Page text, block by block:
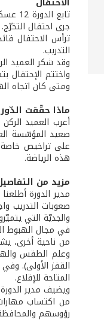
جرى احتفال التخرّج.
ترأس الاحتفال
التدريب.
وقد شكر العميد
واختتم الإحتفال
ومتى كان اتجاه
ماذا حقّقت
أعرب العميد
صعيد المؤسّسة
على تراخيص خاصة
هذه الرياضة.
مزيد من
مدير الدورة
صعوبات التدريب
والجديّة التي
في مجال الهبوط
من ناحية أخرى،
وعلم الطقس
القفز الأولى).
المتاحة للإقلاع.
ويضيف مدير
من اكتساب
رؤوسهم